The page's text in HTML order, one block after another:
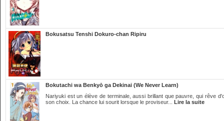
Bokusatsu Tenshi Dokuro-chan Ripiru
Bokutachi wa Benkyō ga Dekinai (We Never Learn)
Nariyuki est un élève de terminale, aussi brillant que pauvre, qui rêve
son choix. La chance lui sourit lorsque le proviseur... Lire la suite